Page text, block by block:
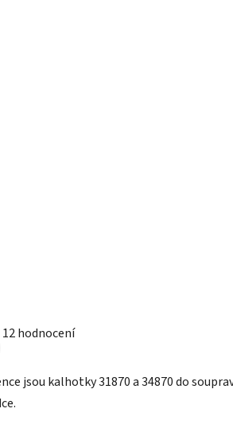
Průměrné
5,0
5
12 hodnocení
jsou kalhotky 31870 a 34870 do